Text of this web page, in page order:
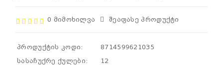
0 Მიმოხილვა Შეაფასე Პროდუქტი
პროდუქტის კოდი:
8714599621035
სასაჩუქრე ქულები:
12